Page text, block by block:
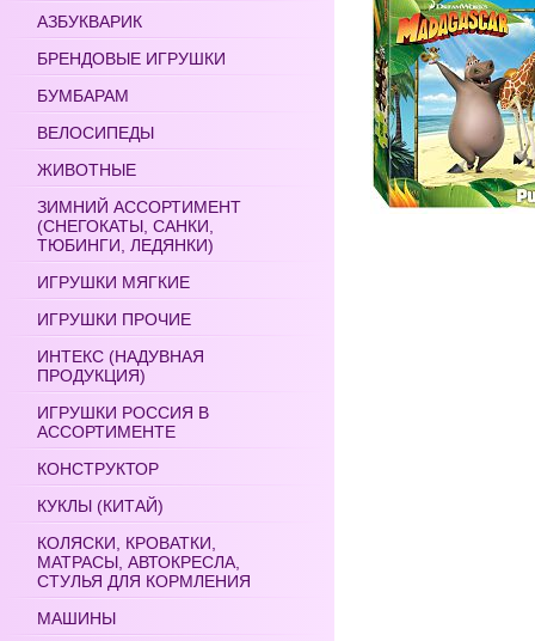
АЗБУКВАРИК
БРЕНДОВЫЕ ИГРУШКИ
БУМБАРАМ
ВЕЛОСИПЕДЫ
ЖИВОТНЫЕ
ЗИМНИЙ АССОРТИМЕНТ
(СНЕГОКАТЫ, САНКИ,
ТЮБИНГИ, ЛЕДЯНКИ)
ИГРУШКИ МЯГКИЕ
ИГРУШКИ ПРОЧИЕ
ИНТЕКС (НАДУВНАЯ
ПРОДУКЦИЯ)
ИГРУШКИ РОССИЯ В
АССОРТИМЕНТЕ
КОНСТРУКТОР
КУКЛЫ (КИТАЙ)
КОЛЯСКИ, КРОВАТКИ,
МАТРАСЫ, АВТОКРЕСЛА,
СТУЛЬЯ ДЛЯ КОРМЛЕНИЯ
МАШИНЫ